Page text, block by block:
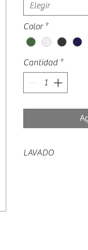
Elegir
Color *
Cantidad *
LAVADO